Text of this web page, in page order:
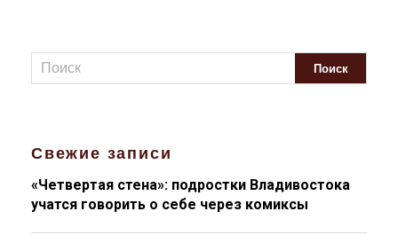
Свежие записи
«Четвертая стена»: подростки Владивостока
учатся говорить о себе через комиксы